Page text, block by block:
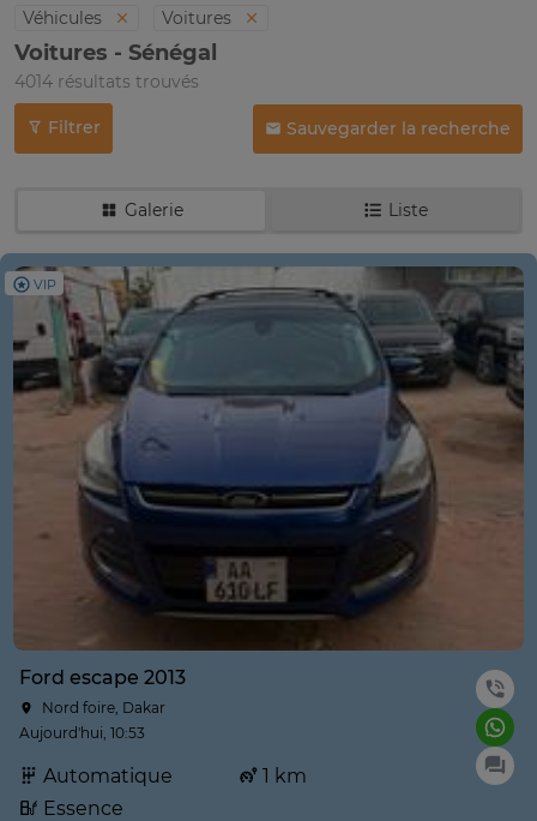
Véhicules
Voitures
Voitures - Sénégal
4014 résultats trouvés
Filtrer Sauvegarder la recherche
Galerie Liste
VIP
Ford escape 2013
Nord foire, Dakar
Aujourd'hui, 10:53
Automatique
1 km
Essence